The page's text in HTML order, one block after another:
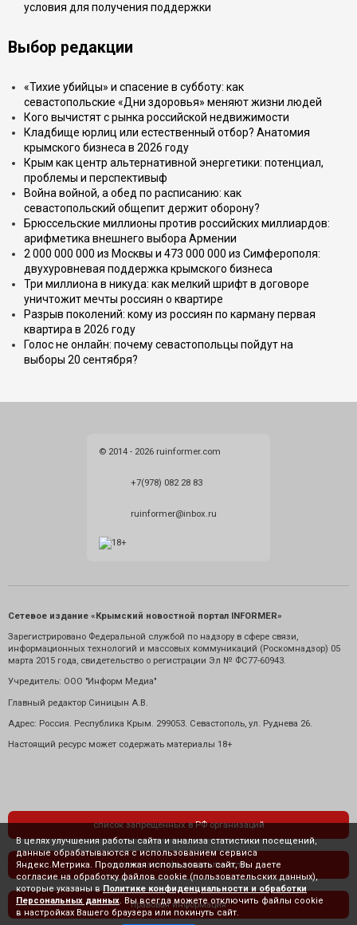
условия для получения поддержки
Выбор редакции
«Тихие убийцы» и спасение в субботу: как
севастопольские «Дни здоровья» меняют жизни людей
Кого вычистят с рынка российской недвижимости
Кладбище юрлиц или естественный отбор? Анатомия
крымского бизнеса в 2026 году
Крым как центр альтернативной энергетики: потенциал,
проблемы и перспективыф
Война войной, а обед по расписанию: как
севастопольский общепит держит оборону?
Брюссельские миллионы против российских миллиардов:
арифметика внешнего выбора Армении
2 000 000 000 из Москвы и 473 000 000 из Симферополя:
двухуровневая поддержка крымского бизнеса
Три миллиона в никуда: как мелкий шрифт в договоре
уничтожит мечты россиян о квартире
Разрыв поколений: кому из россиян по карману первая
квартира в 2026 году
Голос не онлайн: почему севастопольцы пойдут на
выборы 20 сентября?
© 2014 - 2026 ruinformer.com
+7(978) 082 28 83
ruinformer@inbox.ru
Сетевое издание «Крымский новостной портал INFORMER»
Зарегистрировано Федеральной службой по надзору в сфере связи,
информационных технологий и массовых коммуникаций (Роскомнадзор) 05
марта 2015 года, свидетельство о регистрации Эл № ФС77-60943.
Учредитель: ООО "Информ Медиа"
Главный редактор Синицын А.В.
Адрес: Россия. Республика Крым. 299053. Севастополь, ул. Руднева 26.
Настоящий ресурс может содержать материалы 18+
список запрещенных в РФ организаций
политика конфиденциальности
правовая информация
В целях улучшения работы сайта и анализа статистики посещений,
данные обрабатываются с использованием сервиса
Яндекс.Метрика. Продолжая использовать сайт, Вы даете
согласие на обработку файлов cookie (пользовательских данных),
которые указаны в Политике конфиденциальности и обработки
Персональных данных . Вы всегда можете отключить файлы cookie
в настройках Вашего браузера или покинуть сайт.